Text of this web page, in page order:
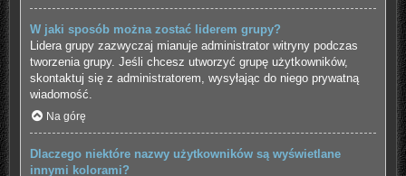
W jaki sposób można zostać liderem grupy?
Lidera grupy zazwyczaj mianuje administrator witryny podczas
tworzenia grupy. Jeśli chcesz utworzyć grupę użytkowników,
skontaktuj się z administratorem, wysyłając do niego prywatną
wiadomość.
Na górę
Dlaczego niektóre nazwy użytkowników są wyświetlane
innymi kolorami?